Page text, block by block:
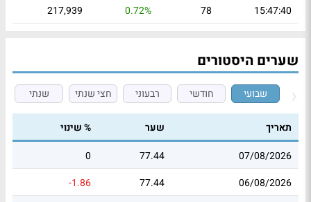
15:47:40
78
0.72%
217,939
שערים היסטורים
שבועי חודשי רבעוני חצי שנתי שנתי
תאריך שער
% שינוי
07/08/2026
77.44
0
06/08/2026
77.44
-1.86